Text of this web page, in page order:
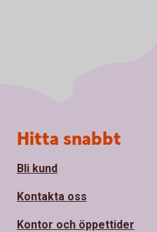
Sidfot
Hitta snabbt
Bli kund
Kontakta oss
Kontor och öppettider